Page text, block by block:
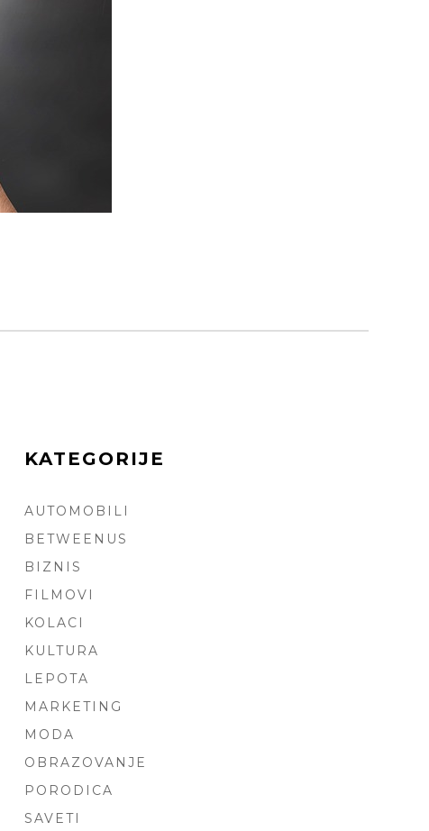
SEARCH
KATEGORIJE
AUTOMOBILI
BETWEENUS
BIZNIS
FILMOVI
KOLACI
KULTURA
LEPOTA
MARKETING
MODA
OBRAZOVANJE
PORODICA
SAVETI